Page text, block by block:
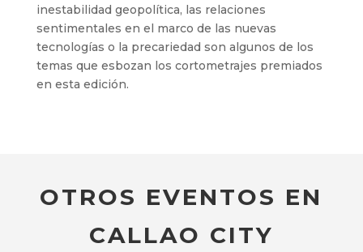
inestabilidad geopolítica, las relaciones
sentimentales en el marco de las nuevas
tecnologías o la precariedad son algunos de los
temas que esbozan los cortometrajes premiados
en esta edición.
OTROS EVENTOS EN
CALLAO CITY